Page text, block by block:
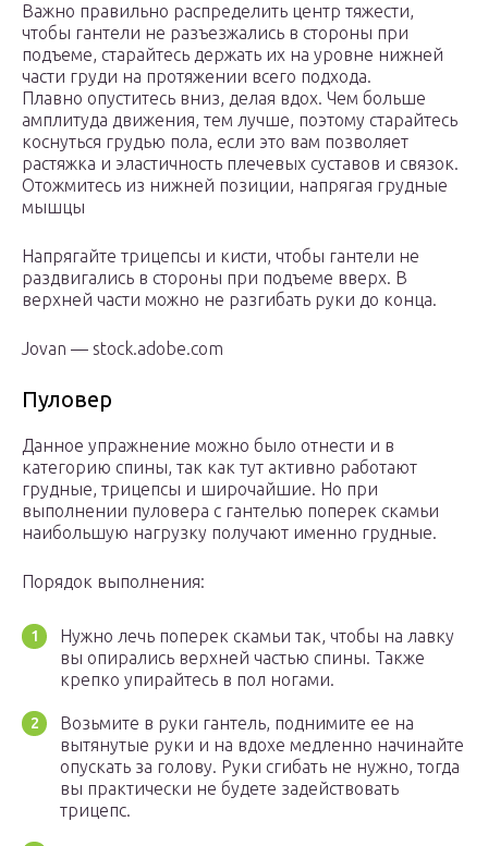
Важно правильно распределить центр тяжести,
чтобы гантели не разъезжались в стороны при
подъеме, старайтесь держать их на уровне нижней
части груди на протяжении всего подхода.
Плавно опуститесь вниз, делая вдох. Чем больше
амплитуда движения, тем лучше, поэтому старайтесь
коснуться грудью пола, если это вам позволяет
растяжка и эластичность плечевых суставов и связок.
Отожмитесь из нижней позиции, напрягая грудные
мышцы
Напрягайте трицепсы и кисти, чтобы гантели не
раздвигались в стороны при подъеме вверх. В
верхней части можно не разгибать руки до конца.
Jovan — stock.adobe.com
Пуловер
Данное упражнение можно было отнести и в
категорию спины, так как тут активно работают
грудные, трицепсы и широчайшие. Но при
выполнении пуловера с гантелью поперек скамьи
наибольшую нагрузку получают именно грудные.
Порядок выполнения:
Нужно лечь поперек скамьи так, чтобы на лавку
вы опирались верхней частью спины. Также
крепко упирайтесь в пол ногами.
Возьмите в руки гантель, поднимите ее на
вытянутые руки и на вдохе медленно начинайте
опускать за голову. Руки сгибать не нужно, тогда
вы практически не будете задействовать
трицепс.